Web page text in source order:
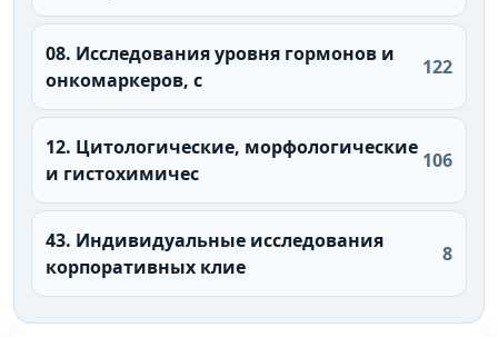
08. Исследования уровня гормонов и
онкомаркеров, с
122
12. Цитологические, морфологические
и гистохимичес
106
43. Индивидуальные исследования
корпоративных клие
8